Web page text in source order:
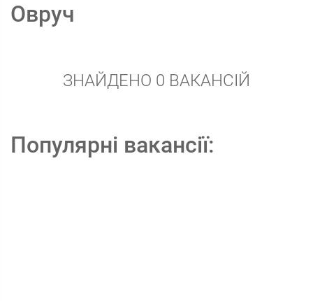
Овруч
ЗНАЙДЕНО 0 ВАКАНСІЙ
Популярні вакансії: